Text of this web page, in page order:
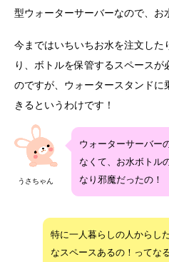
型ウォーターサーバーなので、お
今まではいちいちお水を注文した
り、ボトルを保管するスペース
のですが、ウォータースタンド
きるというわけです！
うさちゃん
ウォーターサーバー
なくて、お水ボトル
なり邪魔だったの！
特に一人暮らしの人からし
なスペースあるの！ってな